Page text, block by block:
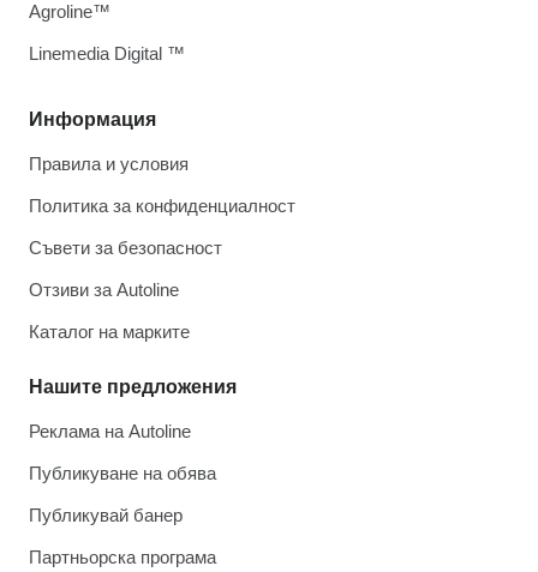
Информация
Правила и условия
Политика за конфиденциалност
Съвети за безопасност
Отзиви за Autoline
Каталог на марките
Нашите предложения
Реклама на Autoline
Публикуване на обява
Публикувай банер
Партньорска програма
Agroline™
Linemedia Digital ™